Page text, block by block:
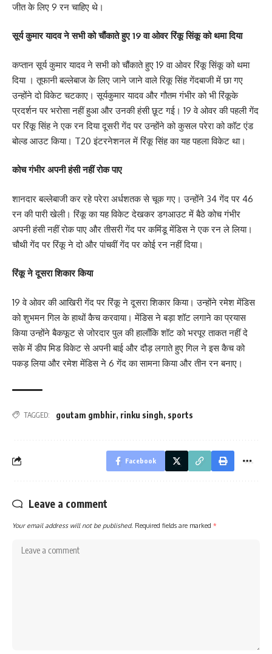
जीत के लिए 9 रन चाहिए थे।
सूर्य कुमार यादव ने सभी को चौंकाते हुए 19 वा ओवर रिंकू सिंकू को थमा दिया
कप्तान सूर्य कुमार यादव ने सभी को चौंकाते हुए 19 वा ओवर रिंकू सिंकू को थमा
दिया । तूफानी बल्लेबाज के लिए जाने जाने वाले रिकू सिंह गेंदबाजी में छा गए
उन्होंने दो विकेट चटकाए। सूर्यकुमार यादव और गौतम गंभीर को भी रिंकूके
प्रदर्शन पर भरोसा नहीं हुआ और उनकी हंसी छूट गई। 19 वे ओवर की पहली गेंद
पर रिंकू सिंह ने एक रन दिया दूसरी गेंद पर उन्होंने को कुसल परेरा को कॉट एंड
बोल्‍ड आउट किया। T20 इंटरनेशनल में रिंकू सिंह का यह पहला विकेट था।
कोच गंभीर अपनी हंसी नहीं रोक पाए
शानदार बल्लेबाजी कर रहे परेरा अर्धशतक से चूक गए। उन्होंने 34 गेंद पर 46
रन की पारी खेली। रिंकू का यह विकेट देखकर डगआउट में बैठे कोच गंभीर
अपनी हंसी नहीं रोक पाए और तीसरी गेंद पर कमिंडू मेंडिस ने एक रन ले लिया।
चौथी गेंद पर रिंकू ने दो और पांचवीं गेंद पर कोई रन नहीं दिया।
रिंकू ने दूसरा शिकार किया
19 वे ओवर की आखिरी गेंद पर रिंकू ने दूसरा शिकार किया। उन्होंने रमेश मेंडिस
को शुभमन गिल के हाथों कैच करवाया। मेंडिस ने बड़ा शॉट लगाने का प्रयास
किया उन्होंने बैकफूट से जोरदार पुल की हालाँकि शॉट को भरपूर ताकत नहीं दे
सके में डीप मिड विकेट से अपनी बाई और दौड़ लगाते हुए गिल ने इस कैच को
पकड़ लिया और रमेश मेंडिस ने 6 गेंद का सामना किया और तीन रन बनाए।
TAGGED: goutam gmbhir, rinku singh, sports
Facebook
Leave a comment
Your email address will not be published. Required fields are marked *